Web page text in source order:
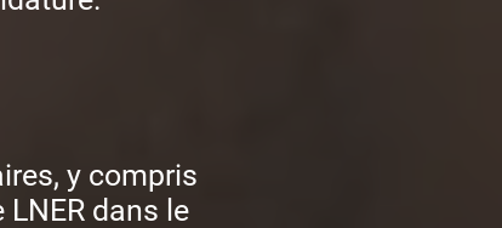
y compris
dans le